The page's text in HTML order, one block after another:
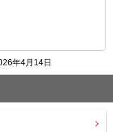
年4月14日